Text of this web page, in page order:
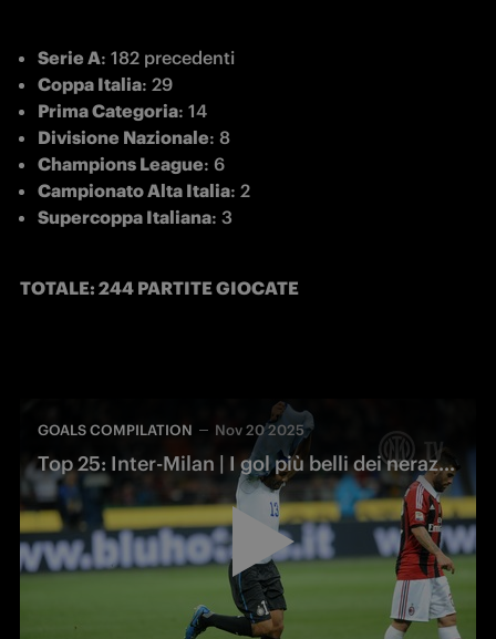
Serie A: 182 precedenti
Coppa Italia: 29
Prima Categoria: 14
Divisione Nazionale: 8
Champions League: 6
Campionato Alta Italia: 2
Supercoppa Italiana: 3
TOTALE: 244 PARTITE GIOCATE
GOALS COMPILATION Nov 20 2025
Top 25: Inter-Milan | I gol più belli dei nerazzurri